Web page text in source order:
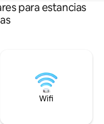
para estancias
Wifi